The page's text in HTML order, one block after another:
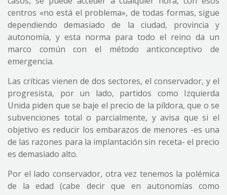
centros «no está el problema», de todas formas, sigue
dependiendo demasiado de la ciudad, provincia y
autonomía, y esta norma para todo el reino da un
marco común con el método anticonceptivo de
emergencia.
Las críticas vienen de dos sectores, el conservador, y el
progresista, por un lado, partidos como Izquierda
Unida piden que se baje el precio de la píldora, que o se
subvenciones total o parcialmente, y avisa que si el
objetivo es reducir los embarazos de menores -es una
de las razones para la implantación sin receta- el precio
es demasiado alto.
Por el lado conservador, otra vez tenemos la polémica
de la edad (cabe decir que en autonomías como